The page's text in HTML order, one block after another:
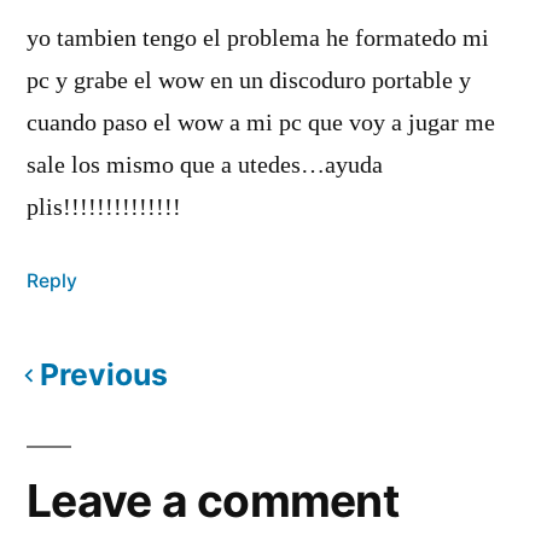
yo tambien tengo el problema he formatedo mi
pc y grabe el wow en un discoduro portable y
cuando paso el wow a mi pc que voy a jugar me
sale los mismo que a utedes…ayuda
plis!!!!!!!!!!!!!!
Reply
Comments
navigation
Previous
Leave a comment